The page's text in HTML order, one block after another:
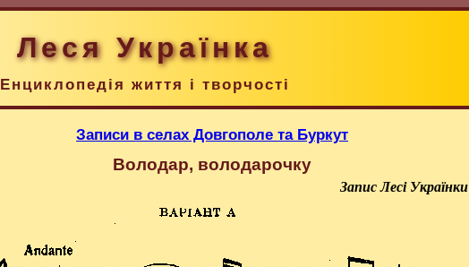
Леся Українка
Енциклопедія життя і творчості
Записи в селах Довгополе та Буркут
Володар, володарочку
Запис Лесі Українки